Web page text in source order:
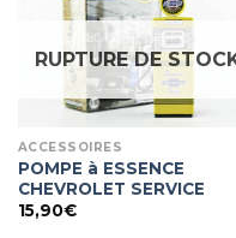
RUPTURE DE
ACCESSOIRES
POMPE à ESSENCE
CHEVROLET SERVICE
15,90€